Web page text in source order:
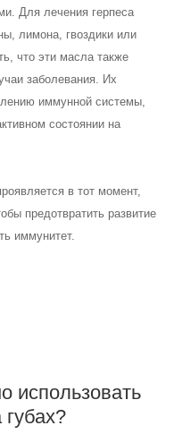
Для лечения герпеса
лимона, гвоздики или
что эти масла также
заболевания. Их
иммунной системы,
состоянии на
в тот момент,
предотвратить развитие
иммунитет.
использовать